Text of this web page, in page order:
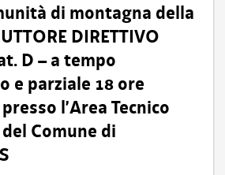
di montagna della
DIRETTIVO
D – a tempo
e parziale 18 ore
l’Area Tecnico
Comune di